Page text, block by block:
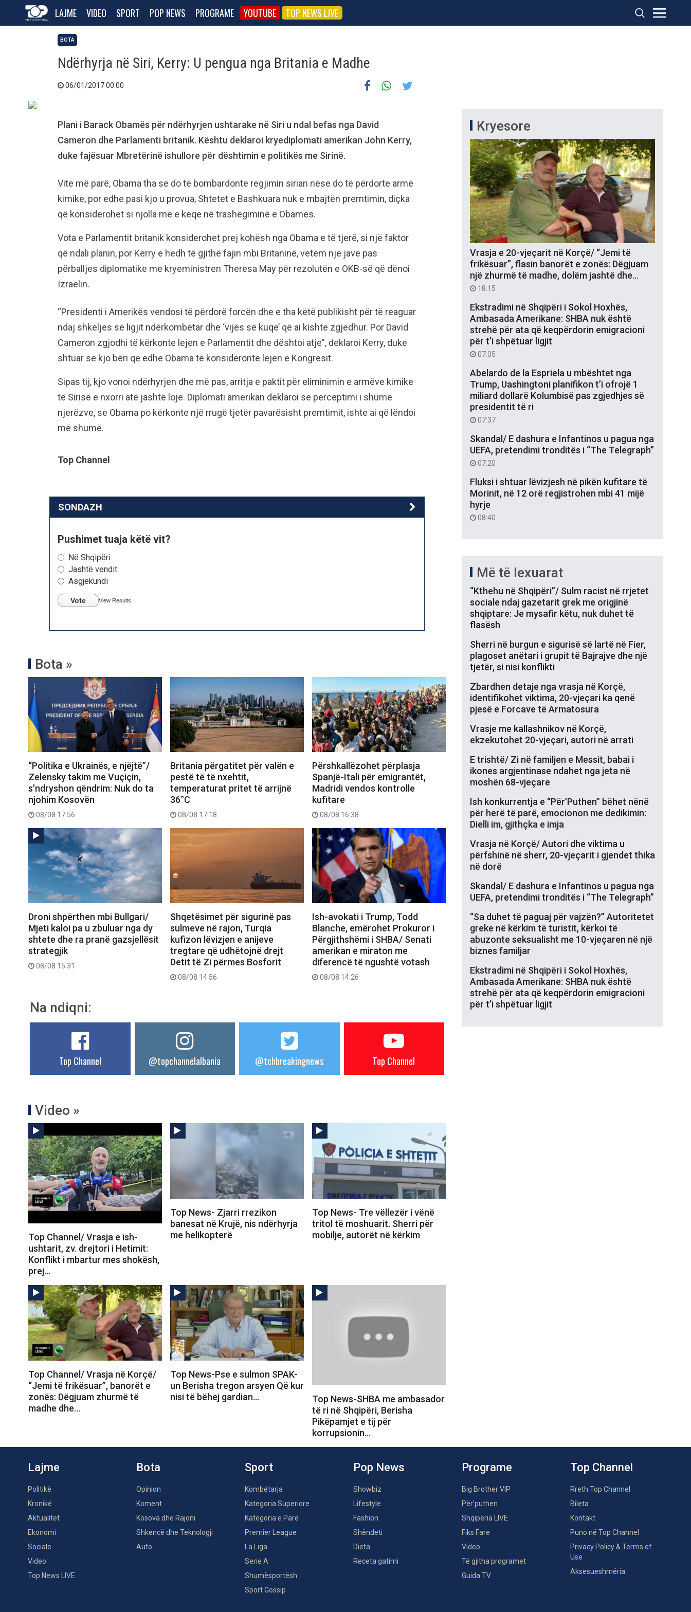
LAJME VIDEO SPORT POP NEWS PROGRAME YOUTUBE TOP NEWS LIVE
BOTA
Ndërhyrja në Siri, Kerry: U pengua nga Britania e Madhe
06/01/2017 00:00
Plani i Barack Obamës për ndërhyrjen ushtarake në Siri u ndal befas nga David
Cameron dhe Parlamenti britanik. Kështu deklaroi kryediplomati amerikan John Kerry,
duke fajësuar Mbretërinë ishullore për dështimin e politikës me Sirinë.
Vite më parë, Obama tha se do të bombardonte regjimin sirian nëse do të përdorte armë
kimike, por edhe pasi kjo u provua, Shtetet e Bashkuara nuk e mbajtën premtimin, diçka
që konsiderohet si njolla më e keqe në trashëgiminë e Obamës.
Vota e Parlamentit britanik konsiderohet prej kohësh nga Obama e të tjerë, si një faktor
që ndali planin, por Kerry e hedh të gjithë fajin mbi Britaninë, vetëm një javë pas
përballjes diplomatike me kryeministren Theresa May për rezolutën e OKB-së që dënoi
Izraelin.
“Presidenti i Amerikës vendosi të përdorë forcën dhe e tha këtë publikisht për të reaguar
ndaj shkeljes së ligjit ndërkombëtar dhe ‘vijës së kuqe’ që ai kishte zgjedhur. Por David
Cameron zgjodhi të kërkonte lejen e Parlamentit dhe dështoi atje”, deklaroi Kerry, duke
shtuar se kjo bëri që edhe Obama të konsideronte lejen e Kongresit.
Sipas tij, kjo vonoi ndërhyrjen dhe më pas, arritja e paktit për eliminimin e armëve kimike
të Sirisë e nxorri atë jashtë loje. Diplomati amerikan deklaroi se perceptimi i shumë
njerëzve, se Obama po kërkonte një rrugë tjetër pavarësisht premtimit, ishte ai që lëndoi
më shumë.
Top Channel
SONDAZH
Pushimet tuaja këtë vit?
Në Shqipëri
Jashtë vendit
Asgjëkundi
Vote View Results
Bota »
“Politika e Ukrainës, e njëjtë”/
Zelensky takim me Vuçiçin,
s’ndryshon qëndrim: Nuk do ta
njohim Kosovën
08/08 17:56
Britania përgatitet për valën e
pestë të të nxehtit,
temperaturat pritet të arrijnë
36°C
08/08 17:18
Përshkallëzohet përplasja
Spanjë-Itali për emigrantët,
Madridi vendos kontrolle
kufitare
08/08 16:38
Droni shpërthen mbi Bullgari/
Mjeti kaloi pa u zbuluar nga dy
shtete dhe ra pranë gazsjellësit
strategjik
08/08 15:31
Shqetësimet për sigurinë pas
sulmeve në rajon, Turqia
kufizon lëvizjen e anijeve
tregtare që udhëtojnë drejt
Detit të Zi përmes Bosforit
08/08 14:56
Ish-avokati i Trump, Todd
Blanche, emërohet Prokuror i
Përgjithshëmi i SHBA/ Senati
amerikan e miraton me
diferencë të ngushtë votash
08/08 14:26
Na ndiqni:
Top Channel @topchannelalbania @tchbreakingnews Top Channel
Video »
Top Channel/ Vrasja e ish-
ushtarit, zv. drejtori i Hetimit:
Konflikt i mbartur mes shokësh,
prej…
Top News- Zjarri rrezikon
banesat në Krujë, nis ndërhyrja
me helikopterë
Top News- Tre vëllezër i vënë
tritol të moshuarit. Sherri për
mobilje, autorët në kërkim
Top Channel/ Vrasja në Korçë/
“Jemi të frikësuar”, banorët e
zonës: Dëgjuam zhurmë të
madhe dhe…
Top News-Pse e sulmon SPAK-
un Berisha tregon arsyen Që kur
nisi të bëhej gardian…
Top News-SHBA me ambasador
të ri në Shqipëri, Berisha
Pikëpamjet e tij për
korrupsionin…
Kryesore
Vrasja e 20-vjeçarit në Korçë/ “Jemi të
frikësuar”, flasin banorët e zonës: Dëgjuam
një zhurmë të madhe, dolëm jashtë dhe…
18:15
Ekstradimi në Shqipëri i Sokol Hoxhës,
Ambasada Amerikane: SHBA nuk është
strehë për ata që keqpërdorin emigracioni
për t’i shpëtuar ligjit
07:05
Abelardo de la Espriela u mbështet nga
Trump, Uashingtoni planifikon t’i ofrojë 1
miliard dollarë Kolumbisë pas zgjedhjes së
presidentit të ri
07:37
Skandal/ E dashura e Infantinos u pagua nga
UEFA, pretendimi tronditës i “The Telegraph”
07:20
Fluksi i shtuar lëvizjesh në pikën kufitare të
Morinit, në 12 orë regjistrohen mbi 41 mijë
hyrje
08:40
Më të lexuarat
“Kthehu në Shqipëri”/ Sulm racist në rrjetet
sociale ndaj gazetarit grek me origjinë
shqiptare: Je mysafir këtu, nuk duhet të
flasësh
Sherri në burgun e sigurisë së lartë në Fier,
plagoset anëtari i grupit të Bajrajve dhe një
tjetër, si nisi konflikti
Zbardhen detaje nga vrasja në Korçë,
identifikohet viktima, 20-vjeçari ka qenë
pjesë e Forcave të Armatosura
Vrasje me kallashnikov në Korçë,
ekzekutohet 20-vjeçari, autori në arrati
E trishtë/ Zi në familjen e Messit, babai i
ikones argjentinase ndahet nga jeta në
moshën 68-vjeçare
Ish konkurrentja e “Për’Puthen” bëhet nënë
për herë të parë, emocionon me dedikimin:
Dielli im, gjithçka e imja
Vrasja në Korçë/ Autori dhe viktima u
përfshinë në sherr, 20-vjeçarit i gjendet thika
në dorë
Skandal/ E dashura e Infantinos u pagua nga
UEFA, pretendimi tronditës i “The Telegraph”
“Sa duhet të paguaj për vajzën?” Autoritetet
greke në kërkim të turistit, kërkoi të
abuzonte seksualisht me 10-vjeçaren në një
biznes familjar
Ekstradimi në Shqipëri i Sokol Hoxhës,
Ambasada Amerikane: SHBA nuk është
strehë për ata që keqpërdorin emigracioni
për t’i shpëtuar ligjit
Lajme
Politikë
Kronikë
Aktualitet
Ekonomi
Sociale
Video
Top News LIVE
Bota
Opinion
Koment
Kosova dhe Rajoni
Shkencë dhe Teknologji
Auto
Sport
Kombëtarja
Kategoria Superiore
Kategoria e Parë
Premier League
La Liga
Serie A
Shumësportësh
Sport Gossip
Pop News
Showbiz
Lifestyle
Fashion
Shëndeti
Dieta
Receta gatimi
Programe
Big Brother VIP
Për’puthen
Shqipëria LIVE
Fiks Fare
Video
Të gjitha programet
Guida TV
Top Channel
Rreth Top Channel
Bileta
Kontakt
Puno në Top Channel
Privacy Policy & Terms of
Use
Aksesueshmëria